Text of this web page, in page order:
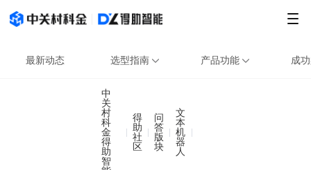
最新动态 选型指南 产品功能 成
中
关
村
科
金
得
助
智
得
助
社
区
问
答
版
块
文
本
机
器
人